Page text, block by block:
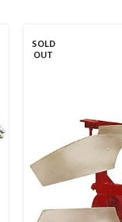
SOLD
OUT